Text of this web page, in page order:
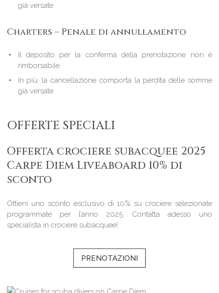
già versate
Charters – Penale di annullamento
Il deposito per la conferma della prenotazione non è
rimborsabile
In più, la cancellazione comporta la perdita delle somme
già versate
OFFERTE SPECIALI
Offerta crociere subacquee 2025
Carpe Diem Liveaboard 10% di
sconto
Ottieni uno sconto esclusivo di 10% su crociere selezionate
programmate per l’anno 2025. Contatta adesso uno
specialista in crociere subacquee!
PRENOTAZIONI